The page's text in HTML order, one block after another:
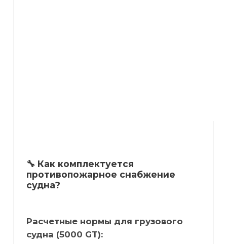
🔧 Как комплектуется
противопожарное снабжение
судна?
Расчетные нормы для грузового
судна (5000 GT):